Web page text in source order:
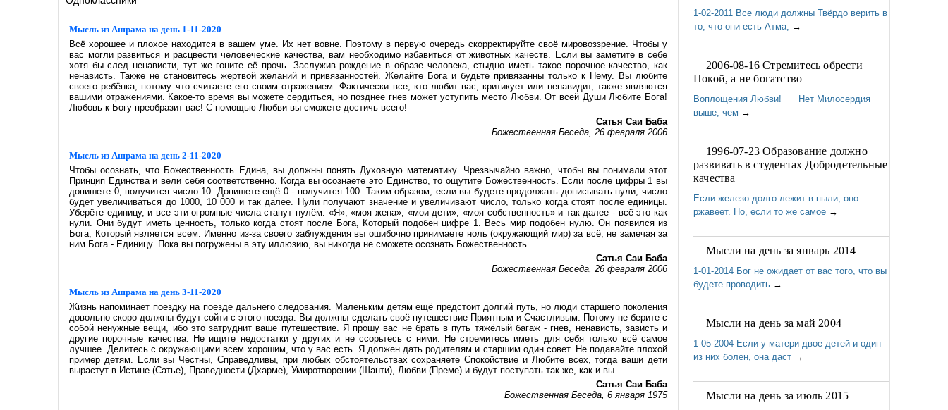
Мысль из Ашрама на день 1-11-2020
Всё хорошее и плохое находится в вашем уме. Их нет вовне. Поэтому в первую очередь скорректируйте своё мировоззрение. Чтобы у
вас могли развиться и расцвести человеческие качества, вам необходимо избавиться от животных качеств. Если вы заметите в себе
хотя бы след ненависти, тут же гоните её прочь. Заслужив рождение в образе человека, стыдно иметь такое порочное качество, как
ненависть. Также не становитесь жертвой желаний и привязанностей. Желайте Бога и будьте привязанны только к Нему. Вы любите
своего ребёнка, потому что считаете его своим отражением. Фактически все, кто любит вас, критикует или ненавидит, также являются
вашими отражениями. Какое-то время вы можете сердиться, но позднее гнев может уступить место Любви. От всей Души Любите Бога!
Любовь к Богу преобразит вас! С помощью Любви вы сможете достичь всего!
Сатья Саи Баба
Божественная Беседа, 26 февраля 2006
Мысль из Ашрама на день 2-11-2020
Чтобы осознать, что Божественность Едина, вы должны понять Духовную математику. Чрезвычайно важно, чтобы вы понимали этот
Принцип Единства и вели себя соответственно. Когда вы осознаете это Единство, то ощутите Божественность. Если после цифры 1 вы
допишете 0, получится число 10. Допишете ещё 0 - получится 100. Таким образом, если вы будете продолжать дописывать нули, число
будет увеличиваться до 1000, 10 000 и так далее. Нули получают значение и увеличивают число, только когда стоят после единицы.
Уберёте единицу, и все эти огромные числа станут нулём. «Я», «моя жена», «мои дети», «моя собственность» и так далее - всё это как
нули. Они будут иметь ценность, только когда стоят после Бога, Который подобен цифре 1. Весь мир подобен нулю. Он появился из
Бога, Который является всем. Именно из-за своего заблуждения вы ошибочно принимаете ноль (окружающий мир) за всё, не замечая за
ним Бога - Единицу. Пока вы погружены в эту иллюзию, вы никогда не сможете осознать Божественность.
Сатья Саи Баба
Божественная Беседа, 26 февраля 2006
Мысль из Ашрама на день 3-11-2020
Жизнь напоминает поездку на поезде дальнего следования. Маленьким детям ещё предстоит долгий путь, но люди старшего поколения
довольно скоро должны будут сойти с этого поезда. Вы должны сделать своё путешествие Приятным и Счастливым. Потому не берите с
собой ненужные вещи, ибо это затруднит ваше путешествие. Я прошу вас не брать в путь тяжёлый багаж - гнев, ненависть, зависть и
другие порочные качества. Не ищите недостатки у других и не ссорьтесь с ними. Не стремитесь иметь для себя только всё самое
лучшее. Делитесь с окружающими всем хорошим, что у вас есть. Я должен дать родителям и старшим один совет. Не подавайте плохой
пример детям. Если вы Честны, Справедливы, при любых обстоятельствах сохраняете Спокойствие и Любите всех, тогда ваши дети
вырастут в Истине (Сатье), Праведности (Дхарме), Умиротворении (Шанти), Любви (Преме) и будут поступать так же, как и вы.
Сатья Саи Баба
Божественная Беседа, 6 января 1975
1-02-2011 Все люди должны Твёрдо верить в
то, что они есть Атма, →
2006-08-16 Стремитесь обрести
Покой, а не богатство
Воплощения Любви! Нет Милосердия
выше, чем →
1996-07-23 Образование должно
развивать в студентах Добродетельные
качества
Если железо долго лежит в пыли, оно
ржавеет. Но, если то же самое →
Мысли на день за январь 2014
1-01-2014 Бог не ожидает от вас того, что вы
будете проводить →
Мысли на день за май 2004
1-05-2004 Если у матери двое детей и один
из них болен, она даст →
Мысли на день за июль 2015